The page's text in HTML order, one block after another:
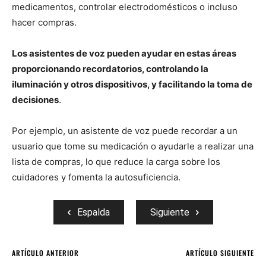
medicamentos, controlar electrodomésticos o incluso
hacer compras.
Los asistentes de voz pueden ayudar en estas áreas
proporcionando recordatorios, controlando la
iluminación y otros dispositivos, y facilitando la toma de
decisiones.
Por ejemplo, un asistente de voz puede recordar a un
usuario que tome su medicación o ayudarle a realizar una
lista de compras, lo que reduce la carga sobre los
cuidadores y fomenta la autosuficiencia.
Espalda Siguiente
ARTÍCULO ANTERIOR ARTÍCULO SIGUIENTE